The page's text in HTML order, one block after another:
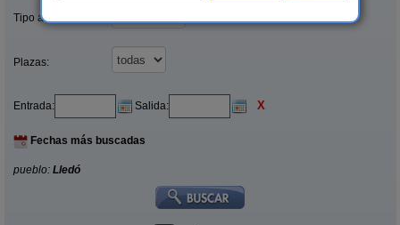
Tipo alquiler:
Plazas:
Entrada: Salida: X
Fechas más buscadas
pueblo: Lledó